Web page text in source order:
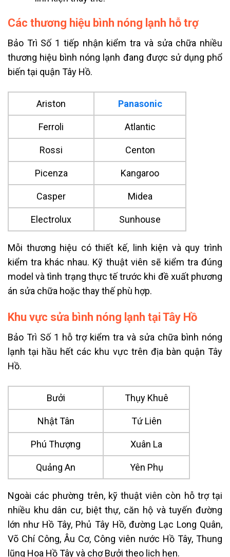
Các thương hiệu bình nóng lạnh hỗ trợ
Bảo Trì Số 1 tiếp nhận kiểm tra và sửa chữa nhiều
thương hiệu bình nóng lạnh đang được sử dụng phổ
biến tại quận Tây Hồ.
Ariston Panasonic
Ferroli Atlantic
Rossi Centon
Picenza Kangaroo
Casper Midea
Electrolux Sunhouse
Mỗi thương hiệu có thiết kế, linh kiện và quy trình
kiểm tra khác nhau. Kỹ thuật viên sẽ kiểm tra đúng
model và tình trạng thực tế trước khi đề xuất phương
án sửa chữa hoặc thay thế phù hợp.
Khu vực sửa bình nóng lạnh tại Tây Hồ
Bảo Trì Số 1 hỗ trợ kiểm tra và sửa chữa bình nóng
lạnh tại hầu hết các khu vực trên địa bàn quận Tây
Hồ.
Bưởi Thụy Khuê
Nhật Tân Tứ Liên
Phú Thượng Xuân La
Quảng An Yên Phụ
Ngoài các phường trên, kỹ thuật viên còn hỗ trợ tại
nhiều khu dân cư, biệt thự, căn hộ và tuyến đường
lớn như Hồ Tây, Phủ Tây Hồ, đường Lạc Long Quân,
Võ Chí Công, Âu Cơ, Công viên nước Hồ Tây, Thung
lũng Hoa Hồ Tây và chợ Bưởi theo lịch hẹn.